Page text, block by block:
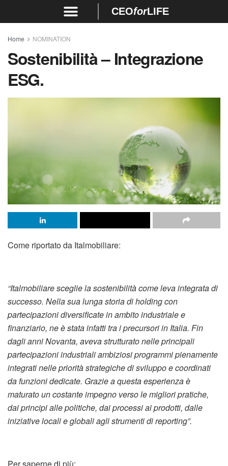
CEOforLIFE
Home NOMINATION
Sostenibilità – Integrazione
ESG.
Come riportato da Italmobiliare:
“Italmobiliare sceglie la sostenibilità come leva integrata di
successo. Nella sua lunga storia di holding con
partecipazioni diversificate in ambito industriale e
finanziario, ne è stata infatti tra i precursori in Italia. Fin
dagli anni Novanta, aveva strutturato nelle principali
partecipazioni industriali ambiziosi programmi pienamente
integrati nelle priorità strategiche di sviluppo e coordinati
da funzioni dedicate. Grazie a questa esperienza è
maturato un costante impegno verso le migliori pratiche,
dai principi alle politiche, dai processi ai prodotti, dalle
iniziative locali e globali agli strumenti di reporting”.